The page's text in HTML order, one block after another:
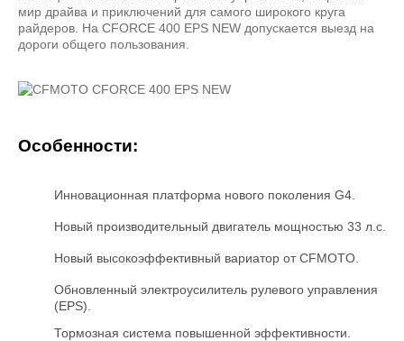
мир драйва и приключений для самого широкого круга
райдеров. На CFORCE 400 EPS NEW допускается выезд на
дороги общего пользования.
Особенности:
Инновационная платформа нового поколения G4.
Новый производительный двигатель мощностью 33 л.с.
Новый высокоэффективный вариатор от CFMOTO.
Обновленный электроусилитель рулевого управления
(EPS).
Тормозная система повышенной эффективности.